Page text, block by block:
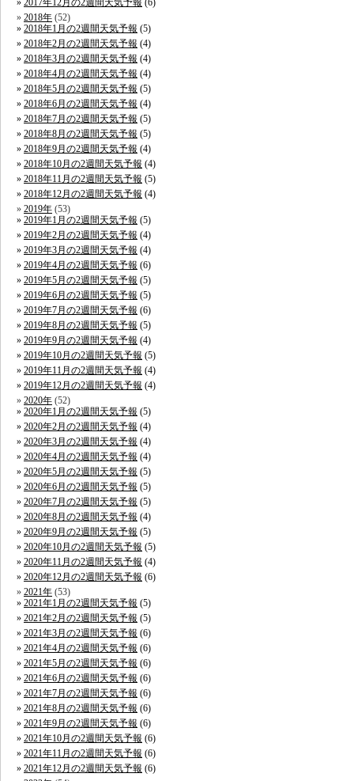
2017年12月の2週間天気予報 (6)
2018年 (52)
2018年1月の2週間天気予報 (5)
2018年2月の2週間天気予報 (4)
2018年3月の2週間天気予報 (4)
2018年4月の2週間天気予報 (4)
2018年5月の2週間天気予報 (5)
2018年6月の2週間天気予報 (4)
2018年7月の2週間天気予報 (5)
2018年8月の2週間天気予報 (5)
2018年9月の2週間天気予報 (4)
2018年10月の2週間天気予報 (4)
2018年11月の2週間天気予報 (5)
2018年12月の2週間天気予報 (4)
2019年 (53)
2019年1月の2週間天気予報 (5)
2019年2月の2週間天気予報 (4)
2019年3月の2週間天気予報 (4)
2019年4月の2週間天気予報 (6)
2019年5月の2週間天気予報 (5)
2019年6月の2週間天気予報 (5)
2019年7月の2週間天気予報 (6)
2019年8月の2週間天気予報 (5)
2019年9月の2週間天気予報 (4)
2019年10月の2週間天気予報 (5)
2019年11月の2週間天気予報 (4)
2019年12月の2週間天気予報 (4)
2020年 (52)
2020年1月の2週間天気予報 (5)
2020年2月の2週間天気予報 (4)
2020年3月の2週間天気予報 (4)
2020年4月の2週間天気予報 (4)
2020年5月の2週間天気予報 (5)
2020年6月の2週間天気予報 (5)
2020年7月の2週間天気予報 (5)
2020年8月の2週間天気予報 (4)
2020年9月の2週間天気予報 (5)
2020年10月の2週間天気予報 (5)
2020年11月の2週間天気予報 (4)
2020年12月の2週間天気予報 (6)
2021年 (53)
2021年1月の2週間天気予報 (5)
2021年2月の2週間天気予報 (5)
2021年3月の2週間天気予報 (6)
2021年4月の2週間天気予報 (6)
2021年5月の2週間天気予報 (6)
2021年6月の2週間天気予報 (6)
2021年7月の2週間天気予報 (6)
2021年8月の2週間天気予報 (6)
2021年9月の2週間天気予報 (6)
2021年10月の2週間天気予報 (6)
2021年11月の2週間天気予報 (6)
2021年12月の2週間天気予報 (6)